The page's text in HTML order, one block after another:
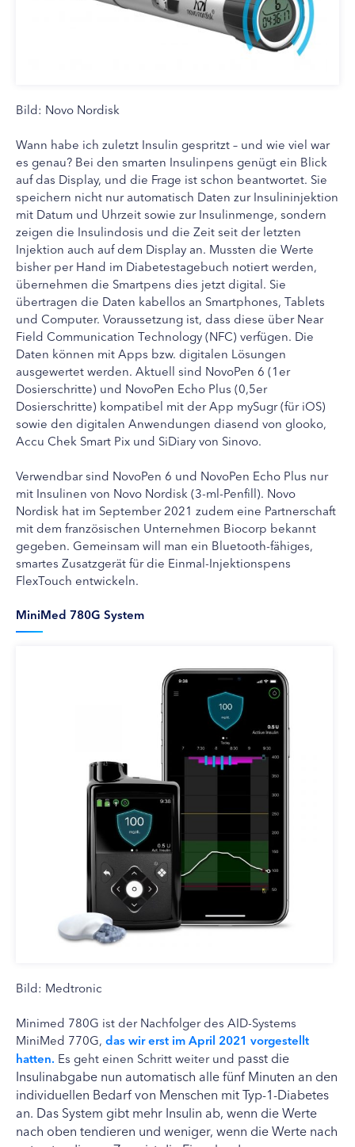
Bild: Novo Nordisk
Wann habe ich zuletzt Insulin gespritzt – und wie viel war
es genau? Bei den smarten Insulinpens genügt ein Blick
auf das Display, und die Frage ist schon beantwortet. Sie
speichern nicht nur automatisch Daten zur Insulininjektion
mit Datum und Uhrzeit sowie zur Insulinmenge, sondern
zeigen die Insulindosis und die Zeit seit der letzten
Injektion auch auf dem Display an. Mussten die Werte
bisher per Hand im Diabetestagebuch notiert werden,
übernehmen die Smartpens dies jetzt digital. Sie
übertragen die Daten kabellos an Smartphones, Tablets
und Computer. Voraussetzung ist, dass diese über Near
Field Communication Technology (NFC) verfügen. Die
Daten können mit Apps bzw. digitalen Lösungen
ausgewertet werden. Aktuell sind NovoPen 6 (1er
Dosierschritte) und NovoPen Echo Plus (0,5er
Dosierschritte) kompatibel mit der App mySugr (für iOS)
sowie den digitalen Anwendungen diasend von glooko,
Accu Chek Smart Pix und SiDiary von Sinovo.
Verwendbar sind NovoPen 6 und NovoPen Echo Plus nur
mit Insulinen von Novo Nordisk (3-ml-Penfill). Novo
Nordisk hat im September 2021 zudem eine Partnerschaft
mit dem französischen Unternehmen Biocorp bekannt
gegeben. Gemeinsam will man ein Bluetooth-fähiges,
smartes Zusatzgerät für die Einmal-Injektionspens
FlexTouch entwickeln.
MiniMed 780G System
Bild: Medtronic
Minimed 780G ist der Nachfolger des AID-Systems
MiniMed 770G, das wir erst im April 2021 vorgestellt
hatten. Es geht einen Schritt weiter und passt die
Insulinabgabe nun automatisch alle fünf Minuten an den
individuellen Bedarf von Menschen mit Typ-1-Diabetes
an. Das System gibt mehr Insulin ab, wenn die Werte
nach oben tendieren und weniger, wenn die Werte nach